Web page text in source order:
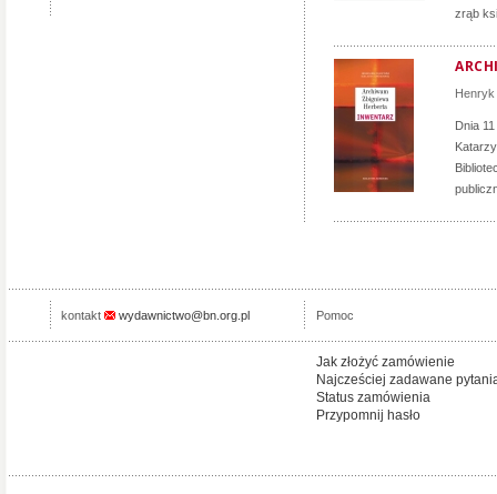
zrąb
Henryk
Dnia
kontakt wydawnictwo@bn.org.pl Pomoc
Jak złożyć zamówienie
Najcześciej zadawane
Status zamówienia
Przypomnij hasło